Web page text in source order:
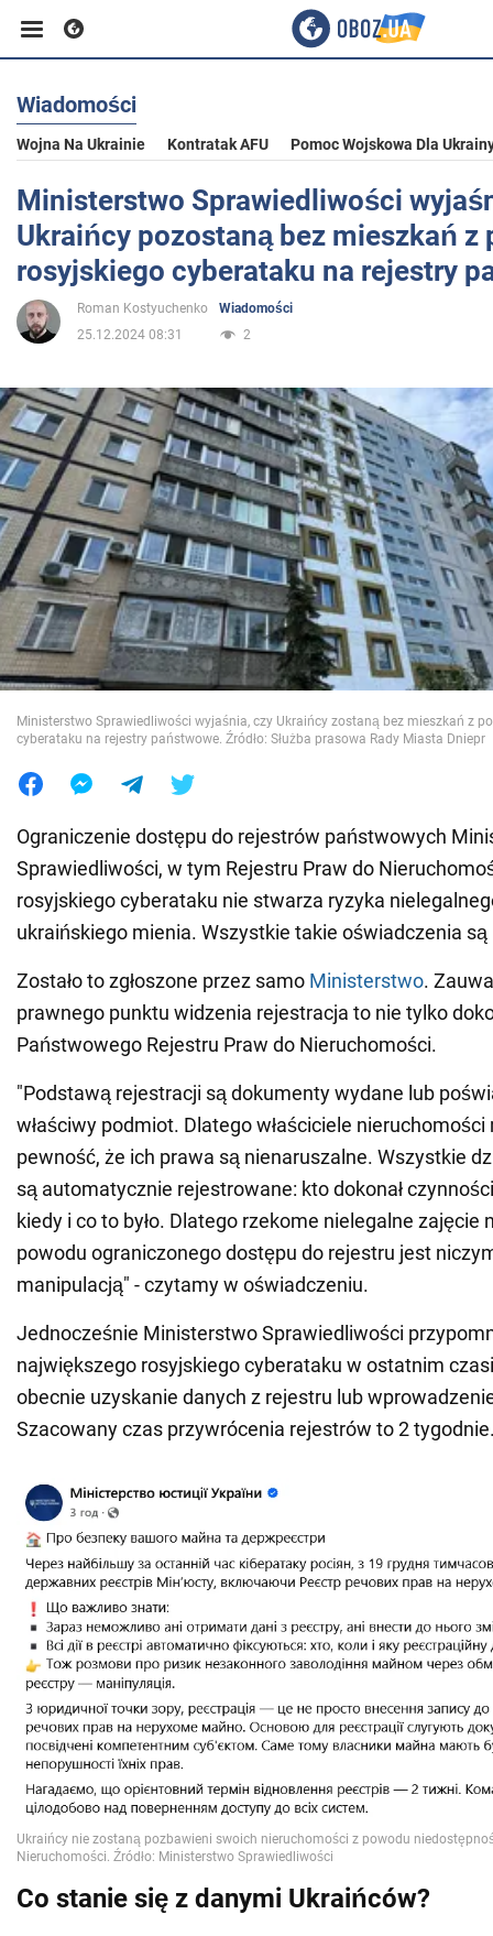
Biznes
Sport
Rozrywka
Życie
Polityka
Społeczeństwo
Wojna na Ukrainie
Świat
Jedzenie
Wiadomości
Wojna Na Ukrainie Kontratak AFU Pomoc Wojskowa Dla
Ministerstwo Sprawiedliwości
Ukraińcy pozostaną bez mieszkań z
rosyjskiego cyberataku na rejestry
Roman Kostyuchenko
Wiadomości
25.12.2024 08:31
2
Ministerstwo Sprawiedliwości wyjaśnia, czy Ukraińcy zostaną bez mieszkań z
cyberataku na rejestry państwowe. Źródło: Służba prasowa Rady Miasta Dniepr
Ograniczenie dostępu do rejestrów państwowych
Sprawiedliwości, w tym Rejestru Praw do
rosyjskiego cyberataku nie stwarza ryzyka
ukraińskiego mienia. Wszystkie takie oświadczenia
Zostało to zgłoszone przez samo Ministerstwo.
prawnego punktu widzenia rejestracja to nie tylko
Państwowego Rejestru Praw do Nieruchomości.
"Podstawą rejestracji są dokumenty wydane lub
właściwy podmiot. Dlatego właściciele
pewność, że ich prawa są nienaruszalne. Wszystkie
są automatycznie rejestrowane: kto dokonał
kiedy i co to było. Dlatego rzekome nielegalne zajęcie
powodu ograniczonego dostępu do rejestru jest
manipulacją" - czytamy w oświadczeniu.
Jednocześnie Ministerstwo Sprawiedliwości
największego rosyjskiego cyberataku w ostatnim
obecnie uzyskanie danych z rejestru lub
Szacowany czas przywrócenia rejestrów to 2
Co stanie się z danymi Ukraińców?